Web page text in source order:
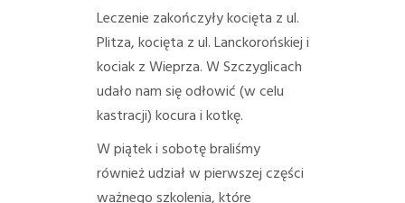
Leczenie zakończyły kocięta z ul.
Plitza, kocięta z ul. Lanckorońskiej i
kociak z Wieprza.W Szczyglicach
udało nam się odłowić (w celu
kastracji) kocura i kotkę.
W piątek i sobotę braliśmy
również udział w pierwszej części